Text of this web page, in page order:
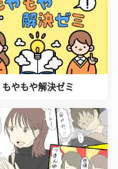
もやもや解決ゼミ